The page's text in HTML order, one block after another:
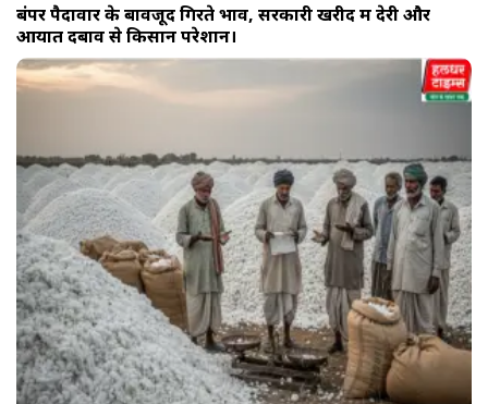
बंपर पैदावार के बावजूद गिरते भाव, सरकारी खरीद में देरी और
आयात दबाव से किसान परेशान।